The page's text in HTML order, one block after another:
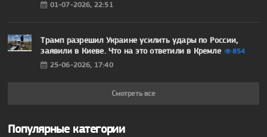
01-07-2026, 22:51
Трамп разрешил Украине усилить удары по России,
заявили в Киеве. Что на это ответили в Кремле
854
25-06-2026, 17:40
Смотреть все
Популярные категории